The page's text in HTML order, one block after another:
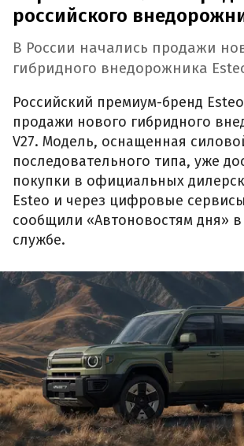
российского
В России начались продажи
гибридного внедорожника
Российский премиум-бренд
продажи нового гибридного
V27. Модель, оснащенная
последовательного типа, уже
покупки в официальных
Esteo и через цифровые
сообщили «Автоновостям дня» в
службе.